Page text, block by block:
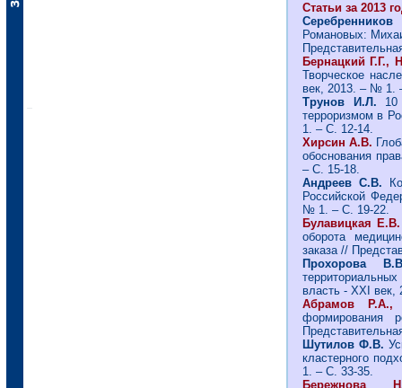
Статьи за 2013
Романовых:
Бернацкий Г.Г.,
Творческое
век, 2013. – № 1.
Трунов И.Л. 10
терроризмом в
1. – С. 12-14.
Хирсин А.В.
обоснования
– С. 15-18.
Андреев С.В.
Российской
№ 1. – С. 19-22.
Булавицкая
оборота
заказа //
Прохорова
власть - ХХI
Абрамов
формирования
Шутилов Ф.В.
кластерного
1. – С. 33-35.